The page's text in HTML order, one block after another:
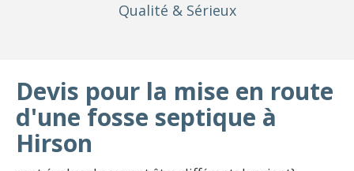
Qualité & Sérieux
Devis pour la mise en route
d'une fosse septique à
Hirson